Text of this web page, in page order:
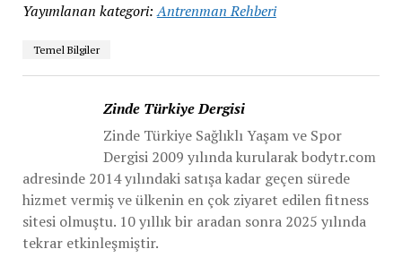
Yayımlanan kategori: Antrenman Rehberi
Temel Bilgiler
Zinde Türkiye Dergisi
Zinde Türkiye Sağlıklı Yaşam ve Spor
Dergisi 2009 yılında kurularak bodytr.com
adresinde 2014 yılındaki satışa kadar geçen sürede
hizmet vermiş ve ülkenin en çok ziyaret edilen fitness
sitesi olmuştu. 10 yıllık bir aradan sonra 2025 yılında
tekrar etkinleşmiştir.